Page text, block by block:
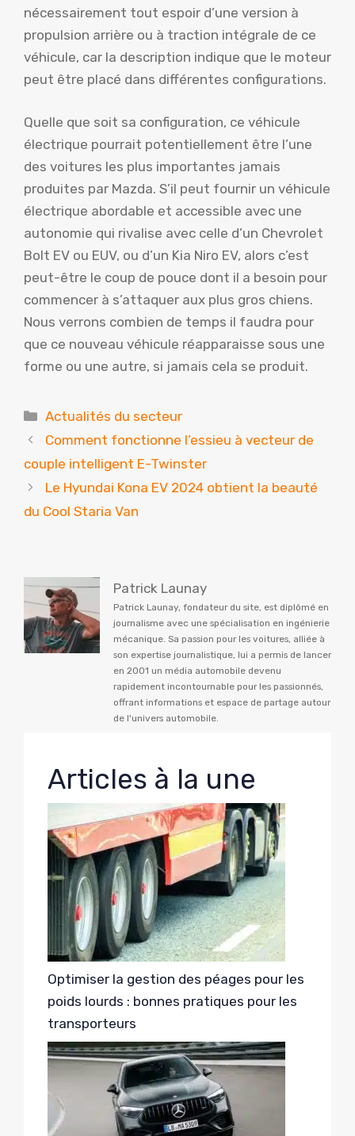
nécessairement tout espoir d’une version à
propulsion arrière ou à traction intégrale de ce
véhicule, car la description indique que le moteur
peut être placé dans différentes configurations.
Quelle que soit sa configuration, ce véhicule
électrique pourrait potentiellement être l’une
des voitures les plus importantes jamais
produites par Mazda. S’il peut fournir un véhicule
électrique abordable et accessible avec une
autonomie qui rivalise avec celle d’un Chevrolet
Bolt EV ou EUV, ou d’un Kia Niro EV, alors c’est
peut-être le coup de pouce dont il a besoin pour
commencer à s’attaquer aux plus gros chiens.
Nous verrons combien de temps il faudra pour
que ce nouveau véhicule réapparaisse sous une
forme ou une autre, si jamais cela se produit.
Catégories
Actualités du secteur
Comment fonctionne l’essieu à vecteur de
couple intelligent E-Twinster
Le Hyundai Kona EV 2024 obtient la beauté
du Cool Staria Van
Patrick Launay
Patrick Launay, fondateur du site, est diplômé en
journalisme avec une spécialisation en ingénierie
mécanique. Sa passion pour les voitures, alliée à
son expertise journalistique, lui a permis de lancer
en 2001 un média automobile devenu
rapidement incontournable pour les passionnés,
offrant informations et espace de partage autour
de l'univers automobile.
Articles à la une
Optimiser la gestion des péages pour les
poids lourds : bonnes pratiques pour les
transporteurs